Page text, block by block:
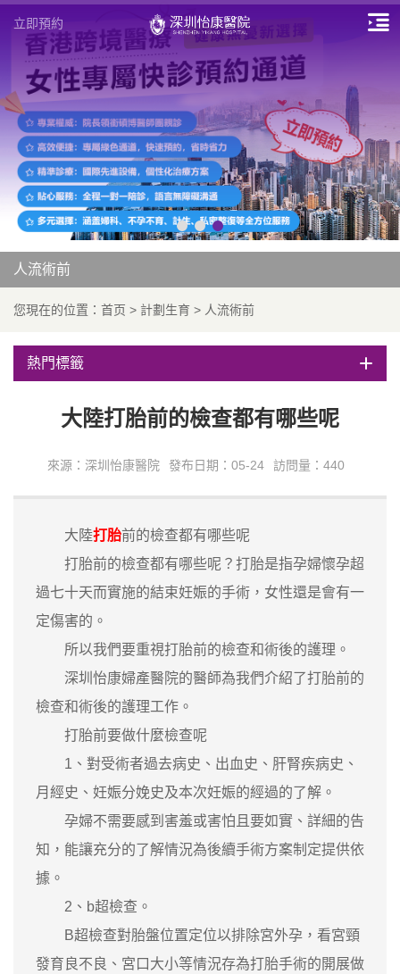
立即預約
人流術前
您現在的位置： 首页 > 計劃生育 > 人流術前
熱門標籤
大陸打胎前的檢查都有哪些呢
來源：深圳怡康醫院 發布日期：05-24 訪問量：440
大陸打胎前的檢查都有哪些呢
打胎前的檢查都有哪些呢？打胎是指孕婦懷孕超
過七十天而實施的結束妊娠的手術，女性還是會有一
定傷害的。
所以我們要重視打胎前的檢查和術後的護理。
深圳怡康婦產醫院的醫師為我們介紹了打胎前的
檢查和術後的護理工作。
打胎前要做什麼檢查呢
1、對受術者過去病史、出血史、肝腎疾病史、
月經史、妊娠分娩史及本次妊娠的經過的了解。
孕婦不需要感到害羞或害怕且要如實、詳細的告
知，能讓充分的了解情況為後續手術方案制定提供依
據。
2、b超檢查。
B超檢查對胎盤位置定位以排除宮外孕，看宮頸
發育良不良、宮口大小等情況存為打胎手術的開展做